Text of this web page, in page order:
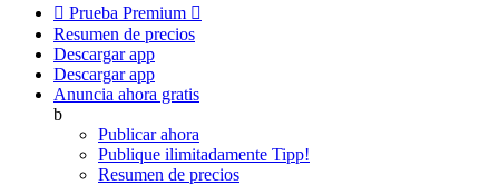
 Prueba Premium 
Resumen de precios
Descargar app
Descargar app
Anuncia ahora gratis
b
Publicar ahora
Publique ilimitadamente Tipp!
Resumen de precios